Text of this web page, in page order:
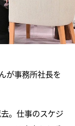
が事務所社長を
。仕事のスケジ